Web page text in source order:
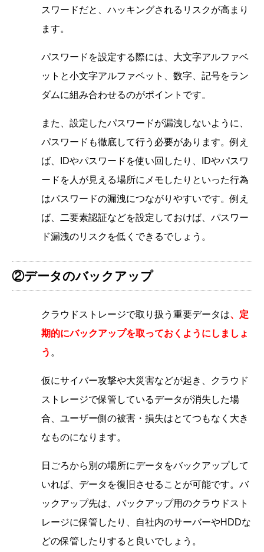
スワードだと、ハッキングされるリスクが高まり
ます。
パスワードを設定する際には、大文字アルファベ
ットと小文字アルファベット、数字、記号をラン
ダムに組み合わせるのがポイントです。
また、設定したパスワードが漏洩しないように、
パスワードも徹底して行う必要があります。例え
ば、IDやパスワードを使い回したり、IDやパスワ
ードを人が見える場所にメモしたりといった行為
はパスワードの漏洩につながりやすいです。例え
ば、二要素認証などを設定しておけば、パスワー
ド漏洩のリスクを低くできるでしょう。
②データのバックアップ
クラウドストレージで取り扱う重要データは、定
期的にバックアップを取っておくようにしましょ
う 。
仮にサイバー攻撃や大災害などが起き、クラウド
ストレージで保管しているデータが消失した場
合、ユーザー側の被害・損失はとてつもなく大き
なものになります。
日ごろから別の場所にデータをバックアップして
いれば、データを復旧させることが可能です。バ
ックアップ先は、バックアップ用のクラウドスト
レージに保管したり、自社内のサーバーやHDDな
どの保管したりすると良いでしょう。